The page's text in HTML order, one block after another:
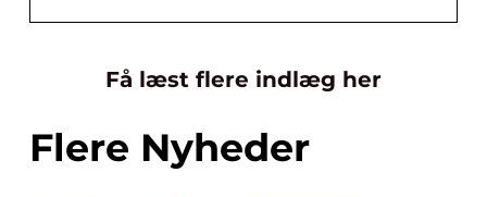
Få læst flere indlæg her
Flere Nyheder